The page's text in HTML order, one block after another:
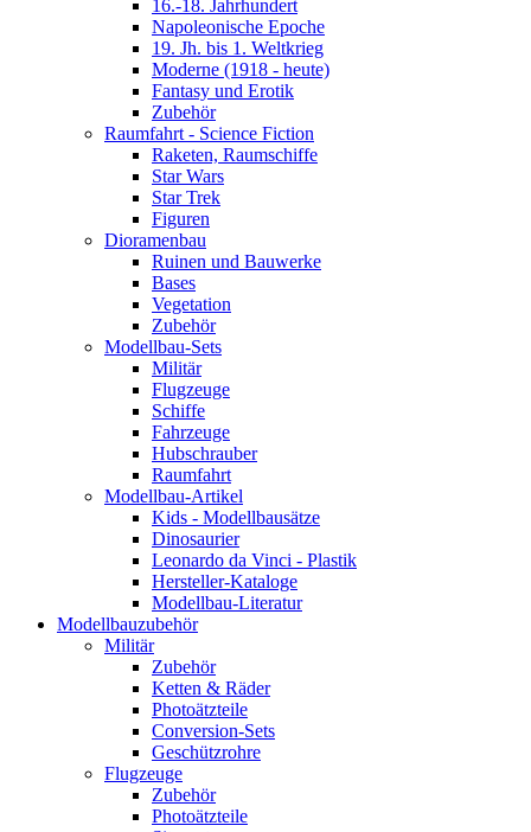
16.-18. Jahrhundert
Napoleonische Epoche
19. Jh. bis 1. Weltkrieg
Moderne (1918 - heute)
Fantasy und Erotik
Zubehör
Raumfahrt - Science Fiction
Raketen, Raumschiffe
Star Wars
Star Trek
Figuren
Dioramenbau
Ruinen und Bauwerke
Bases
Vegetation
Zubehör
Modellbau-Sets
Militär
Flugzeuge
Schiffe
Fahrzeuge
Hubschrauber
Raumfahrt
Modellbau-Artikel
Kids - Modellbausätze
Dinosaurier
Leonardo da Vinci - Plastik
Hersteller-Kataloge
Modellbau-Literatur
Modellbauzubehör
Militär
Zubehör
Ketten & Räder
Photoätzteile
Conversion-Sets
Geschützrohre
Flugzeuge
Zubehör
Photoätzteile